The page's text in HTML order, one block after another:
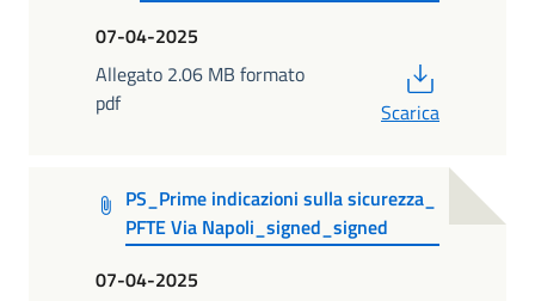
07-04-2025
Allegato 2.06 MB formato
pdf
Scarica
PS_Prime indicazioni sulla sicurezza_
PFTE Via Napoli_signed_signed
07-04-2025